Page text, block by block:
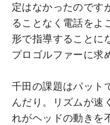
定はなかったのです
ることなく電話をよ
形で指導することに
プロゴルファーに求
千田の課題はパット
んだり。リズムが速
れがヘッドの動きを